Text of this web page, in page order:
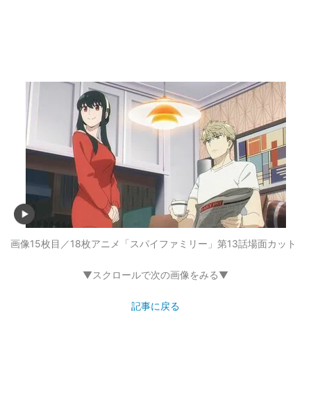
画像15枚目／18枚アニメ「スパイファミリー」第13話場面カット
▼スクロールで次の画像をみる▼
記事に戻る